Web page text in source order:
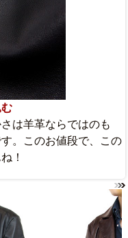
は羊革ならではのも
。このお値段で、この
！